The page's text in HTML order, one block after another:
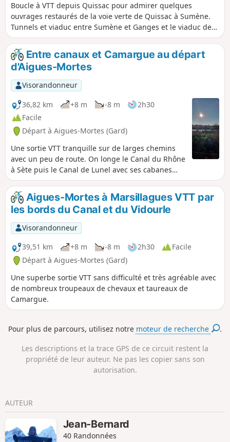
Boucle à VTT depuis Quissac pour admirer quelques
ouvrages restaurés de la voie verte de Quissac à Sumène.
Tunnels et viaduc entre Sumène et Ganges et le viaduc de
Saint-Hyppolite-du-Fort. À noter le bel ouvrage, à voute
décintrée, à l'entrée de Sumène.
Entre canaux et Camargue au départ
d'Aigues-Mortes
Visorandonneur
36,82 km
+8 m -8 m
2h30
Facile
Départ à Aigues-Mortes (Gard)
Une sortie VTT tranquille sur de larges chemins
avec un peu de route. On longe le Canal du Rhône
à Sète puis le Canal de Lunel avec ses cabanes
pittoresques puis on revient par les différents
mas (anciennes fermes) pour rejoindre Saint-
Laurent-d'Aigouze et longer le Vidourle jusqu'à
Aigues-Mortes.
Aigues-Mortes à Marsillagues VTT par
les bords du Canal et du Vidourle
Visorandonneur
39,51 km
+8 m -8 m 2h30
Facile
Départ à Aigues-Mortes (Gard)
Une superbe sortie VTT sans difficulté et très agréable avec
de nombreux troupeaux de chevaux et taureaux de
Camargue.
Pour plus de parcours, utilisez notre moteur de recherche .
Les descriptions et la trace GPS de ce circuit restent la
propriété de leur auteur. Ne pas les copier sans son
autorisation.
AUTEUR
Jean-Bernard
40 Randonnées